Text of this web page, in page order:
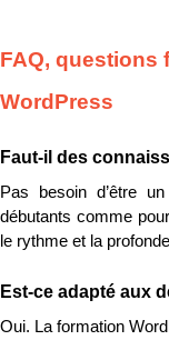
FAQ, questions
WordPress
Faut-il des
Pas besoin d’être
débutants comme
le rythme et la
Est-ce adapté aux
Oui. La formation